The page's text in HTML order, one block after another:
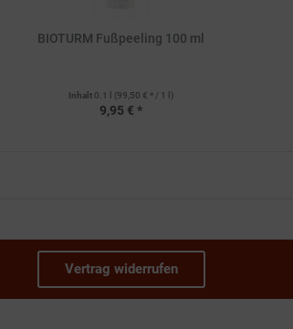
BIOTURM Fußpeeling 100 ml
Inhalt 0.1 l (99,50 € * / 1 l)
9,95 € *
Vertrag widerrufen